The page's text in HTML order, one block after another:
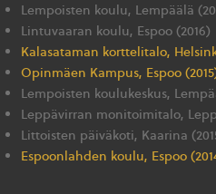
Lempoisten koulu, Lempäälä
Lintuvaaran koulu, Espoo (2016)
Kalasataman korttelitalo,
Opinmäen Kampus, Espoo
Lempoisten koulukeskus,
Leppävirran monitoimitalo,
Littoisten päiväkoti, Kaarina
Espoonlahden koulu, Espoo